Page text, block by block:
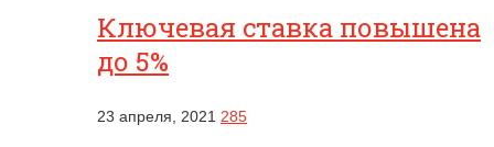
Ключевая ставка повышена
до 5%
23 апреля, 2021 285